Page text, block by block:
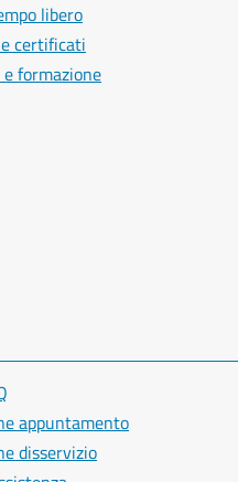
libero
certificati
e formazione
appuntamento
disservizio